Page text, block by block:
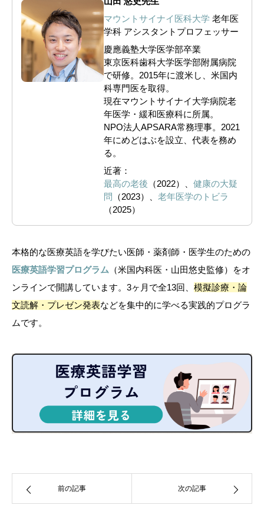
マウントサイナイ医科大学 老年医
学科 アシスタントプロフェッサー
慶應義塾大学医学部卒業
東京医科歯科大学医学部附属病院
で研修。2015年に渡米し、米国内
科専門医を取得。
現在マウントサイナイ大学病院老
年医学・緩和医療科に所属。
NPO法人APSARA常務理事。2021
年にめどはぶを設立、代表を務め
る。
近著：
最高の老後 （2022）、 健康の大疑
問
（2023）、 老年医学のトビラ
（2025）
本格的な医療英語を学びたい医師・薬剤師・医学生のための
医療英語学習プログラム （米国内科医・山田悠史監修）をオ
ンラインで開講しています。3ヶ月で全13回、 模擬診療・論
文読解・プレゼン発表などを集中的に学べる実践的プログラ
ムです。
前の記事 次の記事